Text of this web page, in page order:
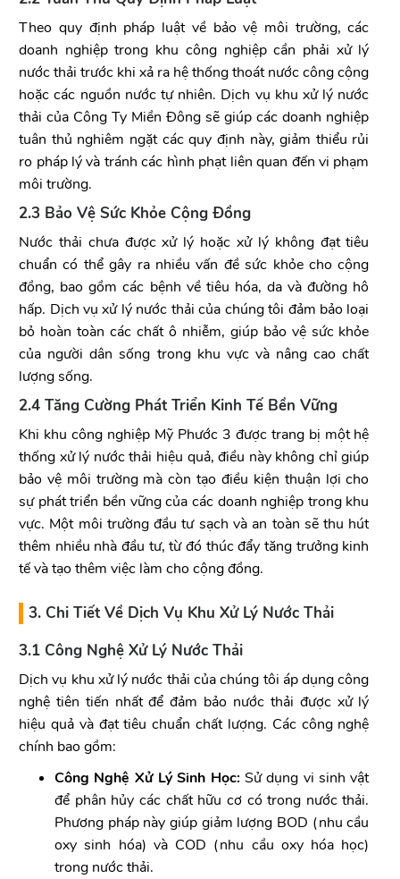
Theo quy định pháp luật về bảo vệ môi trường, các
doanh nghiệp trong khu công nghiệp cần phải xử lý
nước thải trước khi xả ra hệ thống thoát nước công cộng
hoặc các nguồn nước tự nhiên. Dịch vụ khu xử lý nước
thải của Công Ty Miền Đông sẽ giúp các doanh nghiệp
tuân thủ nghiêm ngặt các quy định này, giảm thiểu rủi
ro pháp lý và tránh các hình phạt liên quan đến vi phạm
môi trường.
2.3 Bảo Vệ Sức Khỏe Cộng Đồng
Nước thải chưa được xử lý hoặc xử lý không đạt tiêu
chuẩn có thể gây ra nhiều vấn đề sức khỏe cho cộng
đồng, bao gồm các bệnh về tiêu hóa, da và đường hô
hấp. Dịch vụ xử lý nước thải của chúng tôi đảm bảo loại
bỏ hoàn toàn các chất ô nhiễm, giúp bảo vệ sức khỏe
của người dân sống trong khu vực và nâng cao chất
lượng sống.
2.4 Tăng Cường Phát Triển Kinh Tế Bền Vững
Khi khu công nghiệp Mỹ Phước 3 được trang bị một hệ
thống xử lý nước thải hiệu quả, điều này không chỉ giúp
bảo vệ môi trường mà còn tạo điều kiện thuận lợi cho
sự phát triển bền vững của các doanh nghiệp trong khu
vực. Một môi trường đầu tư sạch và an toàn sẽ thu hút
thêm nhiều nhà đầu tư, từ đó thúc đẩy tăng trưởng kinh
tế và tạo thêm việc làm cho cộng đồng.
3. Chi Tiết Về Dịch Vụ Khu Xử Lý Nước Thải
3.1 Công Nghệ Xử Lý Nước Thải
Dịch vụ khu xử lý nước thải của chúng tôi áp dụng công
nghệ tiên tiến nhất để đảm bảo nước thải được xử lý
hiệu quả và đạt tiêu chuẩn chất lượng. Các công nghệ
chính bao gồm:
Công Nghệ Xử Lý Sinh Học: Sử dụng vi sinh vật
để phân hủy các chất hữu cơ có trong nước thải.
Phương pháp này giúp giảm lượng BOD (nhu cầu
oxy sinh hóa) và COD (nhu cầu oxy hóa học)
trong nước thải.